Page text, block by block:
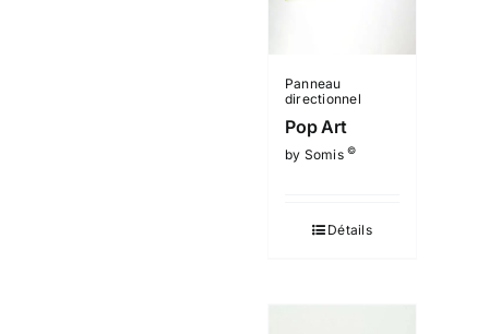
Panneau
directionnel
Pop Art
by Somis©
Détails